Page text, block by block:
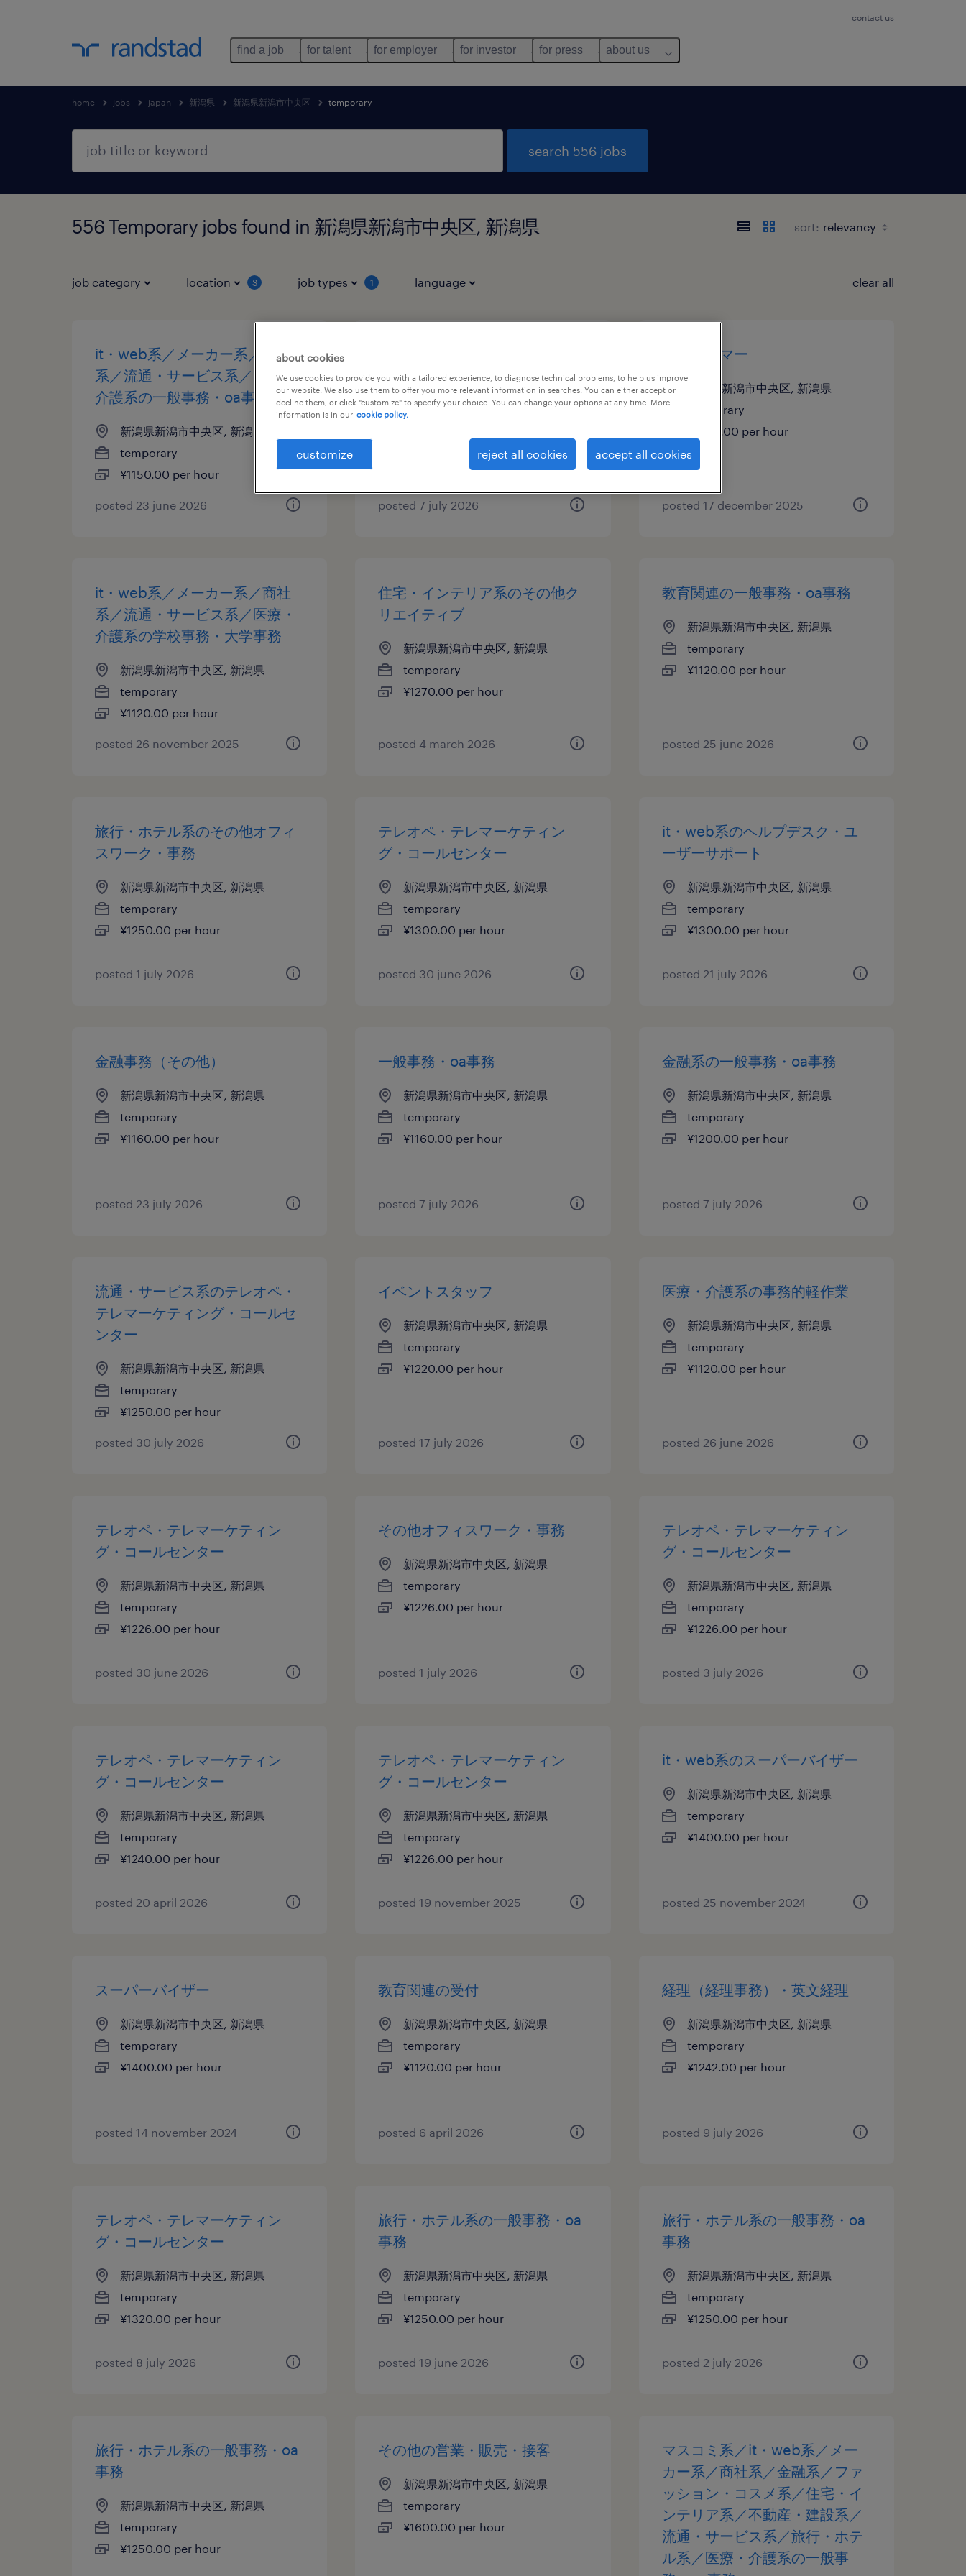
contact us
find a job for talent for employer for investor for press about us
home jobs japan 新潟県 新潟県新潟市中央区 temporary
search 556 jobs
556 Temporary jobs found in 新潟県新潟市中央区, 新潟県 sort:
job category location 3 job types 1 language clear all
it・web系／メーカー系／商社
系／流通・サービス系／医療・
介護系の一般事務・oa事務
新潟県新潟市中央区, 新潟県
temporary
¥1150.00 per hour
posted 23 june 2026
グ・コールセンター
新潟県新潟市中央区, 新潟県
¥1226.00 per hour
posted 7 july 2026
プログラマー
新潟県新潟市中央区, 新潟県
temporary
¥1700.00 per hour
posted 17 december 2025
it・web系／メーカー系／商社
系／流通・サービス系／医療・
介護系の学校事務・大学事務
新潟県新潟市中央区, 新潟県
temporary
¥1120.00 per hour
posted 26 november 2025
住宅・インテリア系のその他ク
リエイティブ
新潟県新潟市中央区, 新潟県
temporary
¥1270.00 per hour
posted 4 march 2026
教育関連の一般事務・oa事務
新潟県新潟市中央区, 新潟県
temporary
¥1120.00 per hour
posted 25 june 2026
旅行・ホテル系のその他オフィ
スワーク・事務
新潟県新潟市中央区, 新潟県
temporary
¥1250.00 per hour
posted 1 july 2026
テレオペ・テレマーケティン
グ・コールセンター
新潟県新潟市中央区, 新潟県
temporary
¥1300.00 per hour
posted 30 june 2026
it・web系のヘルプデスク・ユ
ーザーサポート
新潟県新潟市中央区, 新潟県
temporary
¥1300.00 per hour
posted 21 july 2026
金融事務（その他）
新潟県新潟市中央区, 新潟県
temporary
¥1160.00 per hour
posted 23 july 2026
一般事務・oa事務
新潟県新潟市中央区, 新潟県
temporary
¥1160.00 per hour
posted 7 july 2026
金融系の一般事務・oa事務
新潟県新潟市中央区, 新潟県
temporary
¥1200.00 per hour
posted 7 july 2026
流通・サービス系のテレオペ・
テレマーケティング・コールセ
ンター
新潟県新潟市中央区, 新潟県
temporary
¥1250.00 per hour
posted 30 july 2026
イベントスタッフ
新潟県新潟市中央区, 新潟県
temporary
¥1220.00 per hour
posted 17 july 2026
医療・介護系の事務的軽作業
新潟県新潟市中央区, 新潟県
temporary
¥1120.00 per hour
posted 26 june 2026
テレオペ・テレマーケティン
グ・コールセンター
新潟県新潟市中央区, 新潟県
temporary
¥1226.00 per hour
posted 30 june 2026
その他オフィスワーク・事務
新潟県新潟市中央区, 新潟県
temporary
¥1226.00 per hour
posted 1 july 2026
テレオペ・テレマーケティン
グ・コールセンター
新潟県新潟市中央区, 新潟県
temporary
¥1226.00 per hour
posted 3 july 2026
テレオペ・テレマーケティン
グ・コールセンター
新潟県新潟市中央区, 新潟県
temporary
¥1240.00 per hour
posted 20 april 2026
テレオペ・テレマーケティン
グ・コールセンター
新潟県新潟市中央区, 新潟県
temporary
¥1226.00 per hour
posted 19 november 2025
it・web系のスーパーバイザー
新潟県新潟市中央区, 新潟県
temporary
¥1400.00 per hour
posted 25 november 2024
スーパーバイザー
新潟県新潟市中央区, 新潟県
temporary
¥1400.00 per hour
posted 14 november 2024
教育関連の受付
新潟県新潟市中央区, 新潟県
temporary
¥1120.00 per hour
posted 6 april 2026
経理（経理事務）・英文経理
新潟県新潟市中央区, 新潟県
temporary
¥1242.00 per hour
posted 9 july 2026
テレオペ・テレマーケティン
グ・コールセンター
新潟県新潟市中央区, 新潟県
temporary
¥1320.00 per hour
posted 8 july 2026
旅行・ホテル系の一般事務・oa
事務
新潟県新潟市中央区, 新潟県
temporary
¥1250.00 per hour
posted 19 june 2026
旅行・ホテル系の一般事務・oa
事務
新潟県新潟市中央区, 新潟県
temporary
¥1250.00 per hour
posted 2 july 2026
旅行・ホテル系の一般事務・oa
事務
新潟県新潟市中央区, 新潟県
temporary
¥1250.00 per hour
その他の営業・販売・接客
新潟県新潟市中央区, 新潟県
temporary
¥1600.00 per hour
マスコミ系／it・web系／メー
カー系／商社系／金融系／ファ
ッション・コスメ系／住宅・イ
ンテリア系／不動産・建設系／
流通・サービス系／旅行・ホテ
ル系／医療・介護系の一般事
about cookies
We use cookies to provide you with a tailored experience, to diagnose technical problems, to help us improve
our website. We also use them to offer you more relevant information in searches. You can either accept or
decline them, or click "customize" to specify your choice. You can change your options at any time. More
information is in our cookie policy.
customize reject all cookies accept all cookies